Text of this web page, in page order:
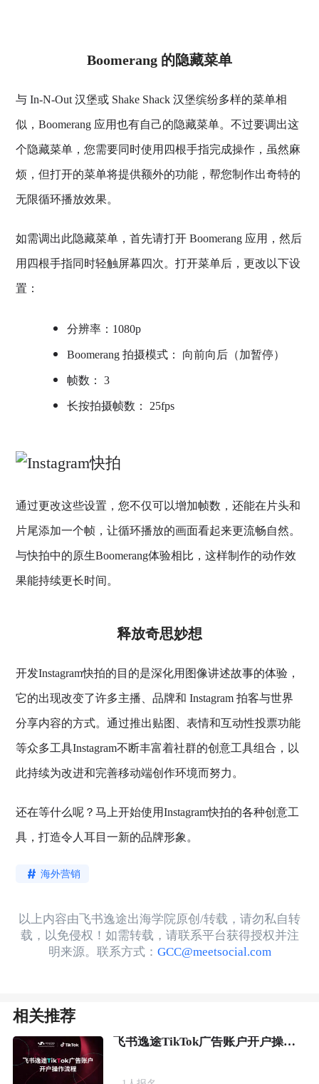
Boomerang 的隐藏菜单
与 In-N-Out 汉堡或 Shake Shack 汉堡缤纷多样的菜单相
似，Boomerang 应用也有自己的隐藏菜单。不过要调出这
个隐藏菜单，您需要同时使用四根手指完成操作，虽然麻
烦，但打开的菜单将提供额外的功能，帮您制作出奇特的
无限循环播放效果。
如需调出此隐藏菜单，首先请打开 Boomerang 应用，然后
用四根手指同时轻触屏幕四次。打开菜单后，更改以下设
置：
分辨率：1080p
Boomerang 拍摄模式： 向前向后（加暂停）
帧数： 3
长按拍摄帧数： 25fps
通过更改这些设置，您不仅可以增加帧数，还能在片头和
片尾添加一个帧，让循环播放的画面看起来更流畅自然。
与快拍中的原生Boomerang体验相比，这样制作的动作效
果能持续更长时间。
释放奇思妙想
开发Instagram快拍的目的是深化用图像讲述故事的体验，
它的出现改变了许多主播、品牌和 Instagram 拍客与世界
分享内容的方式。通过推出贴图、表情和互动性投票功能
等众多工具Instagram不断丰富着社群的创意工具组合，以
此持续为改进和完善移动端创作环境而努力。
还在等什么呢？马上开始使用Instagram快拍的各种创意工
具，打造令人耳目一新的品牌形象。
海外营销
以上内容由飞书逸途出海学院原创/转载，请勿私自转
载，以免侵权！如需转载，请联系平台获得授权并注
明来源。联系方式： GCC@meetsocial.com
相关推荐
飞书逸途TikTok广告账户开户操作流程